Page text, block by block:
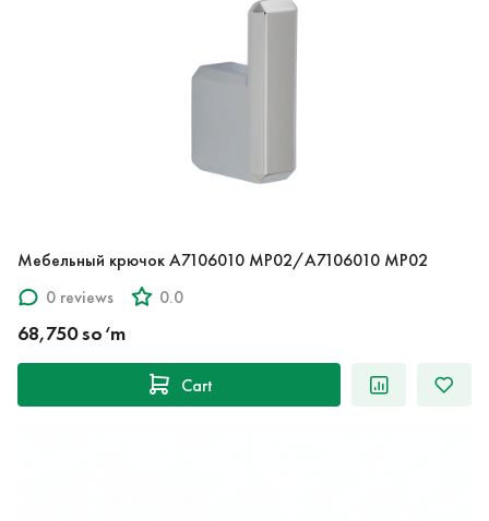
Мебельный крючок A7106010 MP02/A7106010 MP02
0 reviews
0.0
68,750 so‘m
Cart